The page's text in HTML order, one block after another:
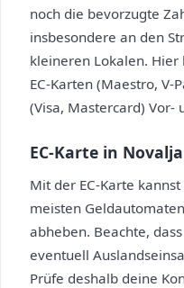
noch die bevorzugte
insbesondere an den
kleineren Lokalen. Hier
EC-Karten (Maestro, V-
(Visa, Mastercard) Vor-
EC-Karte in Novalja
Mit der EC-Karte
meisten
abheben. Beachte,
eventuell
Prüfe deshalb deine